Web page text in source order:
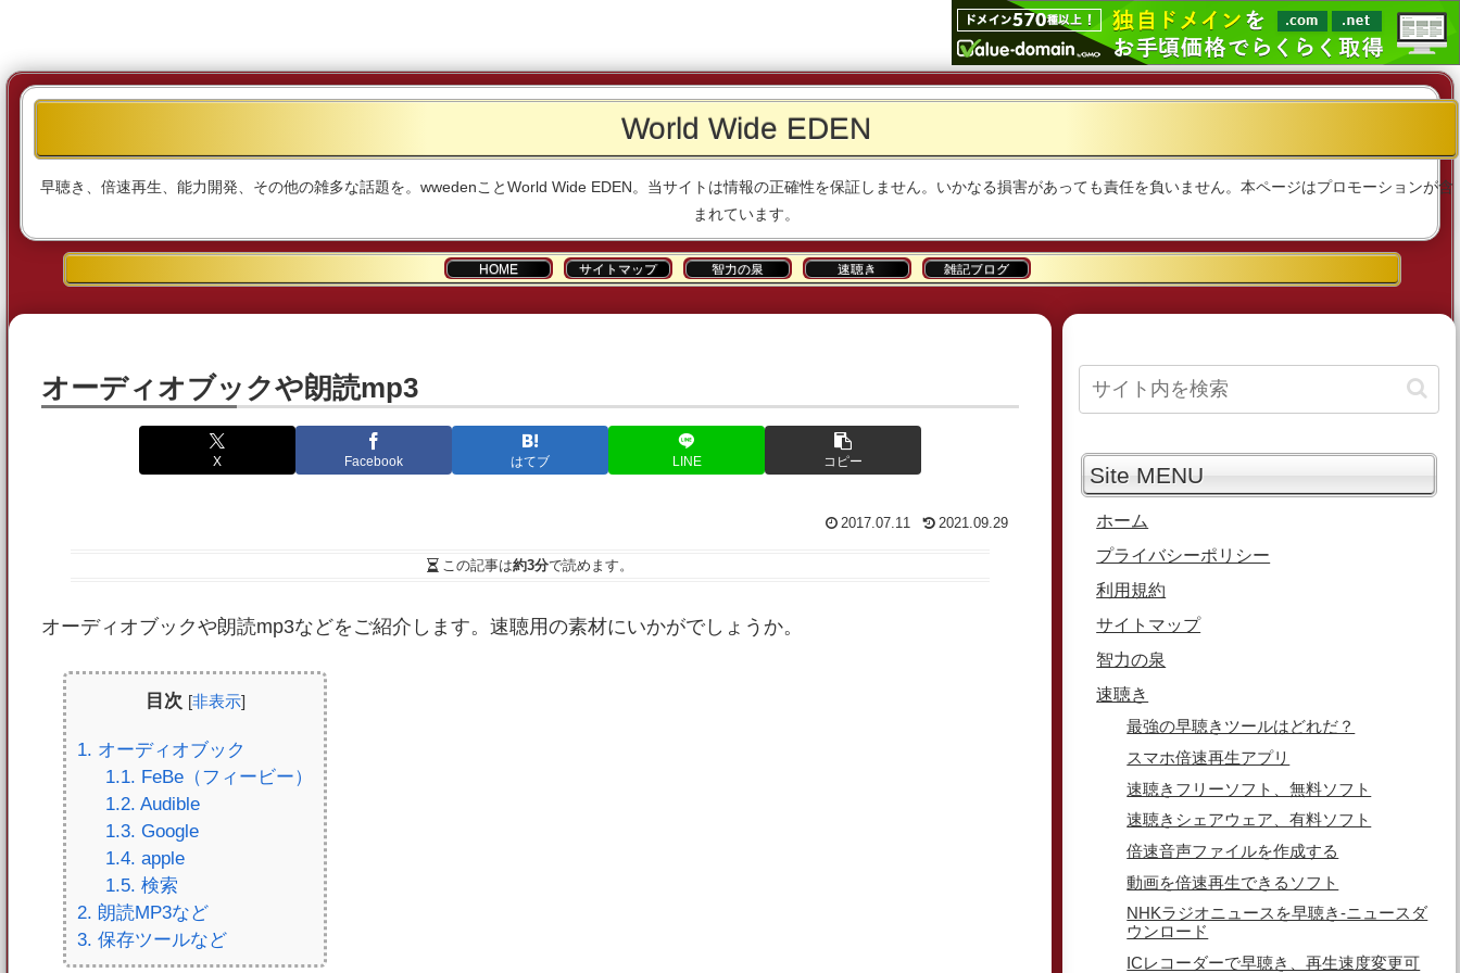
World Wide EDEN
早聴き、倍速再生、能力開発、その他の雑多な話題を。wwedenことWorld Wide EDEN。当サイトは情報の正確性を保証しません。いかなる損害があっても責任を負いません。本ページはプロモーションが含
まれています。
HOME サイトマップ 智力の泉 速聴き 雑記ブログ
オーディオブックや朗読mp3
X Facebook はてブ LINE コピー
2017.07.11 2021.09.29
この記事は約3分で読めます。
オーディオブックや朗読mp3などをご紹介します。速聴用の素材にいかがでしょうか。
目次 [非表示]
1. オーディオブック
1.1. FeBe（フィービー）
1.2. Audible
1.3. Google
1.4. apple
1.5. 検索
2. 朗読MP3など
3. 保存ツールなど
Site MENU
ホーム
プライバシーポリシー
利用規約
サイトマップ
智力の泉
速聴き
最強の早聴きツールはどれだ？
スマホ倍速再生アプリ
速聴きフリーソフト、無料ソフト
速聴きシェアウェア、有料ソフト
倍速音声ファイルを作成する
動画を倍速再生できるソフト
NHKラジオニュースを早聴き-ニュースダ
ウンロード
ICレコーダーで早聴き、再生速度変更可